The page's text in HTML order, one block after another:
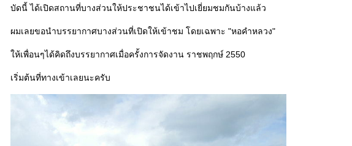
บัดนี้ ได้เปิดสถานที่บางส่วนให้ประชาชนได้เข้าไปเยี่ยมชมกันบ้างแล้ว
ผมเลยขอนำบรรยากาศบางส่วนที่เปิดให้เข้าชม โดยเฉพาะ "หอคำหลวง"
ห้เพื่อนๆได้คิดถึงบรรยากาศเมื่อครั้งการจัดงาน ราชพฤกษ์ 2550
เริ่มต้นที่ทางเข้าเลยนะครับ